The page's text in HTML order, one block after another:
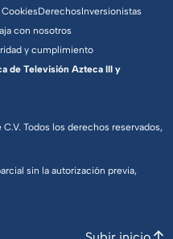
Todos los derechos reservados,
sin la autorización previa,
DerechosInversionistas
con nosotros
y cumplimiento
de Televisión Azteca III y